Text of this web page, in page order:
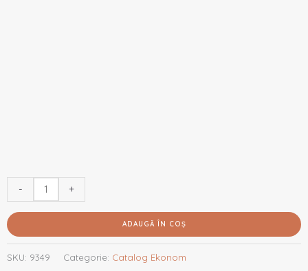
- +
ADAUGĂ ÎN COȘ
SKU: 9349 Categorie: Catalog Ekonom